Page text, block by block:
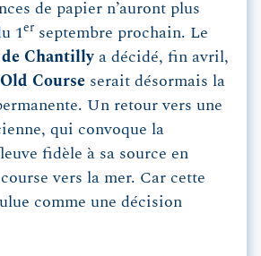
de papier n’auront plus
1er septembre prochain. Le
Chantilly a décidé, fin avril,
Course serait désormais la
Un retour vers une
qui convoque la
fidèle à sa source en
vers la mer. Car cette
comme une décision